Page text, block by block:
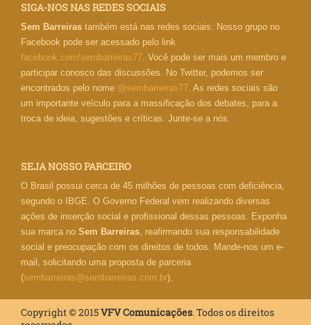
SIGA-NOS NAS REDES SOCIAIS
Sem Barreiras também está nas redes sociais. Nosso grupo no
Facebook pode ser acessado pelo link
facebook.com/sembarreiras77. Você pode ser mais um membro e
participar conosco das discussões. No Twitter, podemos ser
encontrados pelo nome @sembarreiras77. As redes sociais são
um importante veículo para a massificação dos debates, para a
troca de ideia, sugestões e críticas. Junte-se a nós.
SEJA NOSSO PARCEIRO
O Brasil possui cerca de 45 milhões de pessoas com deficiência,
segundo o IBGE. O Governo Federal vem realizando diversas
ações de inserção social e profissional dessas pessoas. Exponha
sua marca no Sem Barreiras, reafirmando sua responsabilidade
social e preocupação com os direitos de todos. Mande-nos um e-
mail, solicitando uma proposta de parceria
(sembarreiras@sembarreiras.com.br).
Copyright © 2015VFV Comunicações. Todos os direitos